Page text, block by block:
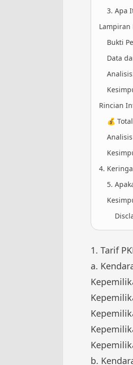
3. Apa
Lampiran
Bukti
Data
Rincian
💰
4.
5.
1. Tarif
a.
b.